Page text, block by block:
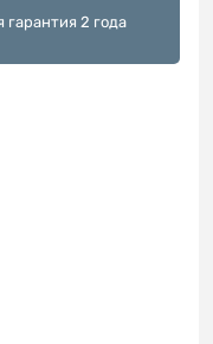
гарантия 2 года